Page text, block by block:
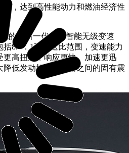
术，达到高性能动力和燃油经济性
的全新一代CVT智能无级变速
8.2：1高变速比范围，变速能力
高扭矩，响应更快、加速更迅
低发动机和变速器之间的固有震